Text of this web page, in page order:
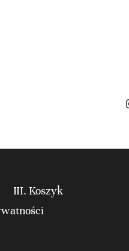
Koszyk